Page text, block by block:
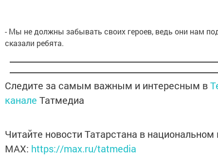
- Мы не должны забывать своих героев, ведь они нам
сказали ребята.
Следите за самым важным и интересным в
канале Татмедиа
Читайте новости Татарстана в
MАХ: https://max.ru/tatmedia